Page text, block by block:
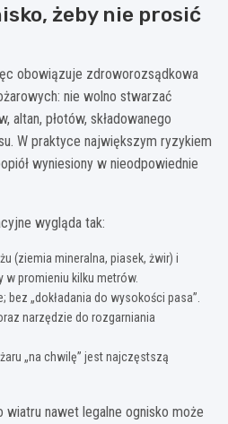
żeby nie prosić
obowiązuje zdroworozsądkowa
nie wolno stwarzać
altan, płotów, składowanego
W praktyce największym ryzykiem
wyniesiony w nieodpowiednie
wygląda tak:
(ziemia mineralna, piasek, żwir) i
promieniu kilku metrów.
bez „dokładania do wysokości pasa”.
narzędzie do rozgarniania
„na chwilę” jest najczęstszą
wiatru nawet legalne ognisko może